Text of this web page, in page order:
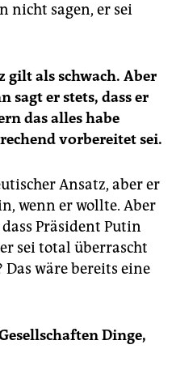
nicht sagen, er sei
gilt als schwach. Aber
sagt er stets, dass er
das alles habe
vorbereitet sei.
Ansatz, aber er
wenn er wollte. Aber
Präsident Putin
sei total überrascht
Das wäre bereits eine
Dinge,